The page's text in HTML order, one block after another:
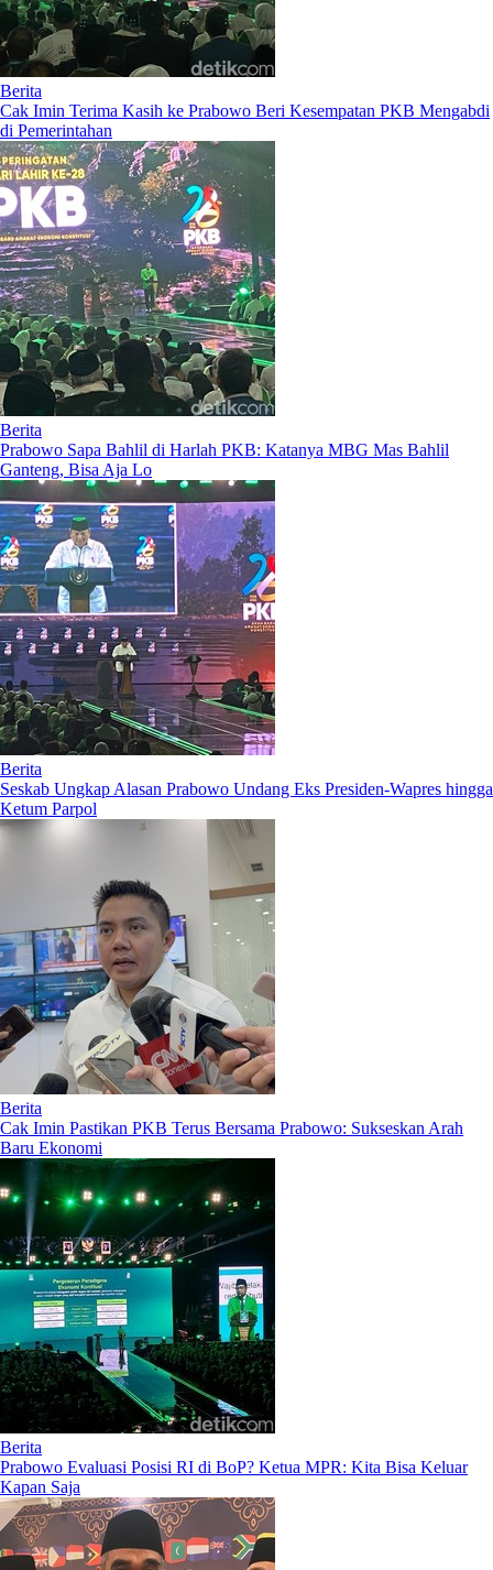
Berita
Cak Imin Terima Kasih ke Prabowo Beri Kesempatan PKB Mengabdi
di Pemerintahan
Berita
Prabowo Sapa Bahlil di Harlah PKB: Katanya MBG Mas Bahlil
Ganteng, Bisa Aja Lo
Berita
Seskab Ungkap Alasan Prabowo Undang Eks Presiden-Wapres hingga
Ketum Parpol
Berita
Cak Imin Pastikan PKB Terus Bersama Prabowo: Sukseskan Arah
Baru Ekonomi
Berita
Prabowo Evaluasi Posisi RI di BoP? Ketua MPR: Kita Bisa Keluar
Kapan Saja